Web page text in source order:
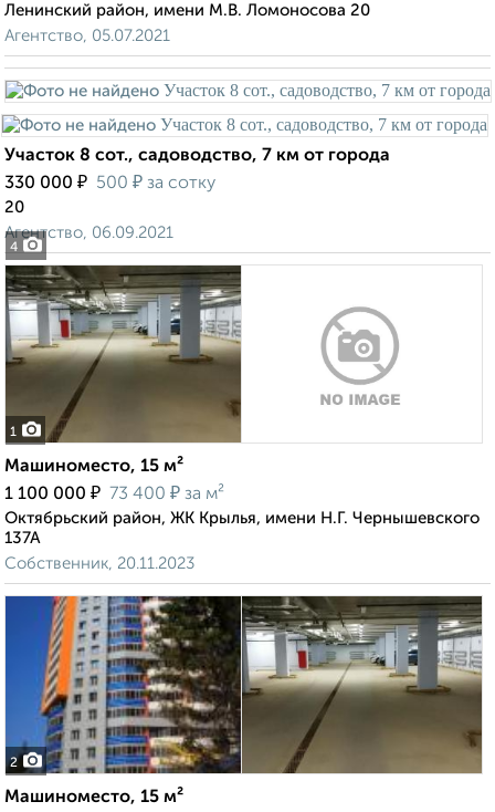
Ленинский район, имени М.В. Ломоносова 20
Агентство, 05.07.2021
4
Участок 8 сот., садоводство, 7 км от города
330 000 ₽ 500 ₽ за сотку
20
Агентство, 06.09.2021
1
Машиноместо, 15 м²
1 100 000 ₽ 73 400 ₽ за м²
Октябрьский район, ЖК Крылья, имени Н.Г. Чернышевского
137А
Собственник, 20.11.2023
2
Машиноместо, 15 м²